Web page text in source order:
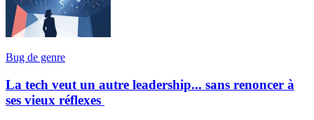
Bug de genre
La tech veut un autre leadership... sans renoncer à
ses vieux réflexes